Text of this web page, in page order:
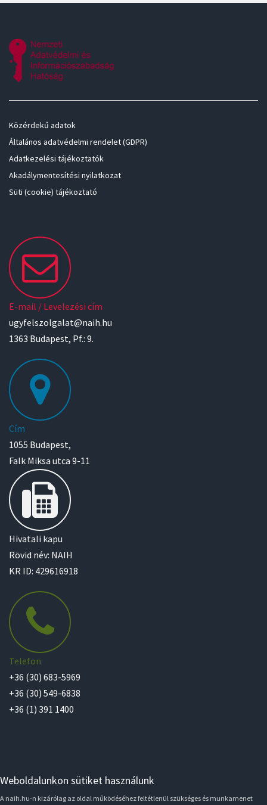
Közérdekű adatok
Általános adatvédelmi rendelet (GDPR)
Adatkezelési tájékoztatók
Akadálymentesítési nyilatkozat
Süti (cookie) tájékoztató
E-mail / Levelezési cím
ugyfelszolgalat@naih.hu
1363 Budapest, Pf.: 9.
Cím
1055 Budapest,
Falk Miksa utca 9-11
Hivatali kapu
Rövid név: NAIH
KR ID: 429616918
Telefon
+36 (30) 683-5969
+36 (30) 549-6838
+36 (1) 391 1400
Weboldalunkon sütiket használunk
A naih.hu-n kizárólag az oldal működéséhez feltétlenül szükséges és munkamenet